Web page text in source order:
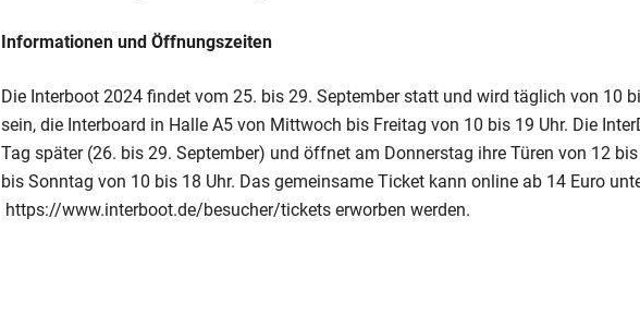
Informationen und Öffnungszeiten
Die Interboot 2024 findet vom 25. bis 29. September statt und wird täglich von 10
sein, die Interboard in Halle A5 von Mittwoch bis Freitag von 10 bis 19 Uhr. Die
Tag später (26. bis 29. September) und öffnet am Donnerstag ihre Türen von 12 bis
bis Sonntag von 10 bis 18 Uhr. Das gemeinsame Ticket kann online ab 14 Euro
https://www.interboot.de/besucher/tickets erworben werden.